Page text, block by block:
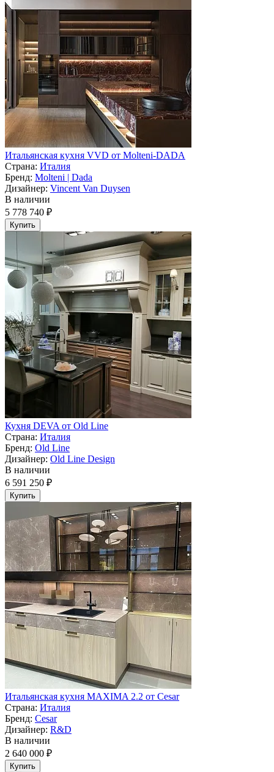
Итальянская кухня VVD от Molteni-DADA
Страна: Италия
Бренд: Molteni | Dada
Дизайнер: Vincent Van Duysen
В наличии
5 778 740 ₽
Купить
Кухня DEVA от Old Line
Страна: Италия
Бренд: Old Line
Дизайнер: Old Line Design
В наличии
6 591 250 ₽
Купить
Итальянская кухня MAXIMA 2.2 от Cesar
Страна: Италия
Бренд: Cesar
Дизайнер: R&D
В наличии
2 640 000 ₽
Купить